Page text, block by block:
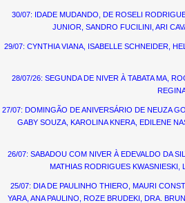
30/07: IDADE MUDANDO, DE ROSELI
JUNIOR, SANDRO FUCILINI, ARI
29/07: CYNTHIA VIANA, ISABELLE SCHNEIDER,
28/07/26: SEGUNDA DE NIVER À TABATA MA,
27/07: DOMINGÃO DE ANIVERSÁRIO DE NEUZA
GABY SOUZA, KAROLINA KNERA, EDILENE
26/07: SABADOU COM NIVER À EDEVALDO DA
MATHIAS RODRIGUES KWASNIESKI,
25/07: DIA DE PAULINHO THIERO, MAURI
YARA, ANA PAULINO, ROZE BRUDEKI, DRA.